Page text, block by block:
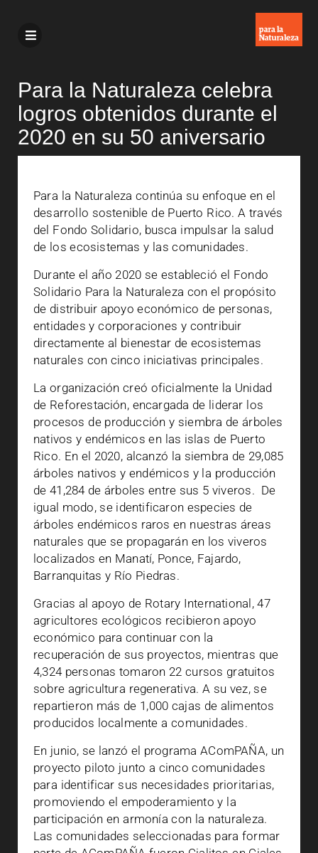
Para la Naturaleza celebra
logros obtenidos durante el
2020 en su 50 aniversario
Para la Naturaleza continúa su enfoque en el
desarrollo sostenible de Puerto Rico. A través
del Fondo Solidario, busca impulsar la salud
de los ecosistemas y las comunidades.
Durante el año 2020 se estableció el Fondo
Solidario Para la Naturaleza con el propósito
de distribuir apoyo económico de personas,
entidades y corporaciones y contribuir
directamente al bienestar de ecosistemas
naturales con cinco iniciativas principales.
La organización creó oficialmente la Unidad
de Reforestación, encargada de liderar los
procesos de producción y siembra de árboles
nativos y endémicos en las islas de Puerto
Rico. En el 2020, alcanzó la siembra de 29,085
árboles nativos y endémicos y la producción
de 41,284 de árboles entre sus 5 viveros. De
igual modo, se identificaron especies de
árboles endémicos raros en nuestras áreas
naturales que se propagarán en los viveros
localizados en Manatí, Ponce, Fajardo,
Barranquitas y Río Piedras.
Gracias al apoyo de Rotary International, 47
agricultores ecológicos recibieron apoyo
económico para continuar con la
recuperación de sus proyectos, mientras que
4,324 personas tomaron 22 cursos gratuitos
sobre agricultura regenerativa. A su vez, se
repartieron más de 1,000 cajas de alimentos
producidos localmente a comunidades.
En junio, se lanzó el programa AComPAÑA, un
proyecto piloto junto a cinco comunidades
para identificar sus necesidades prioritarias,
promoviendo el empoderamiento y la
participación en armonía con la naturaleza.
Las comunidades seleccionadas para formar